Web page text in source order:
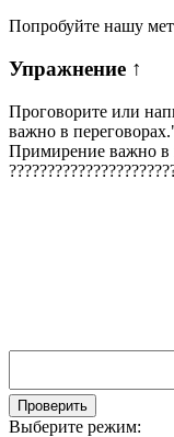
Попробуйте нашу
Упражнение ↑
Проговорите или
важно в переговорах.
Примирение важно в
?????????????????????
Проверить
Выберите режим: